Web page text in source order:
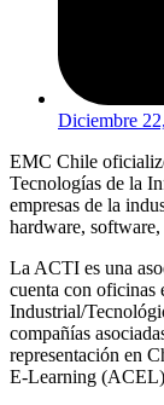
Diciembre
EMC Chile
Tecnologías de la
empresas de la
hardware,
La ACTI es una
cuenta con oficinas
Industrial/
compañías
representación en
E-Learning